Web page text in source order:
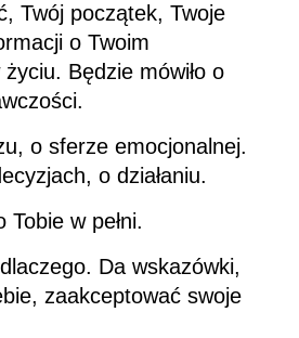
Twój początek, Twoje
o Twoim
Będzie mówiło o
o sferze emocjonalnej.
o działaniu.
w pełni.
Da wskazówki,
zaakceptować swoje